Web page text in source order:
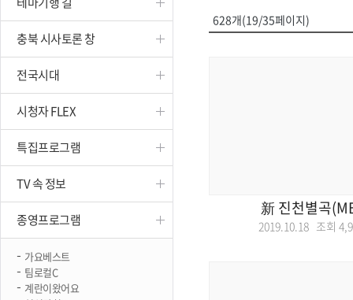
충북 시사토론 창
전국시대
시청자 FLEX
특집프로그램
TV 속 정보
종영프로그램
가요베스트
팀로컬C
계란이왔어요
628개(19/35페이지)
新 진천별곡
2019.10.18 조회